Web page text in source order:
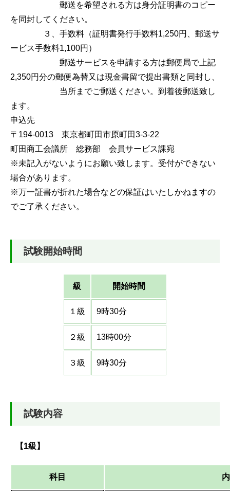
郵送を希望される方は身分証明書のコピー
を同封してください。
３、手数料（証明書発行手数料1,250円、郵送サ
ービス手数料1,100円）
郵送サービスを申請する方は郵便局で上記
2,350円分の郵便為替又は現金書留で提出書類と同封し、
当所までご郵送ください。到着後郵送致し
ます。
申込先
〒194-0013 東京都町田市原町田3-3-22
町田商工会議所 総務部 会員サービス課宛
※未記入がないようにお願い致します。受付ができない
場合があります。
※万一証書が折れた場合などの保証はいたしかねますの
でご了承ください。
試験開始時間
級 開始時間
１級 9時30分
２級 13時00分
３級 9時30分
試験内容
【1級】
科目